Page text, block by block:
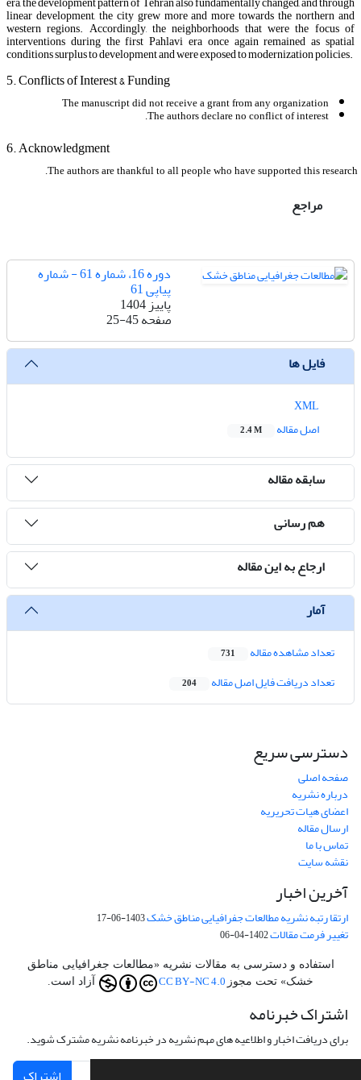
linear development, the city grew more and more towards the northern and
western regions. Accordingly, the neighborhoods that were the focus of
interventions during the first Pahlavi era once again remained as spatial
conditions surplus to development and were exposed to modernization policies.
5. Conflicts of Interest & Funding
The manuscript did not receive a grant from any organization
The authors declare no conflict of interest.
6. Acknowledgment
The authors are thankful to all people who have supported this research.
مراجع
دوره 16، شماره 61 - شماره
پیاپی 61
پاییز 1404
صفحه25-45
فایل ها
اصل مقاله
2.4 M
سابقه مقاله
هم رسانی
ارجاع به این مقاله
آمار
تعداد مشاهده مقاله 731
تعداد دریافت فایل اصل مقاله 204
دسترسی سریع
صفحه اصلی
درباره نشریه
اعضای هیات تحریریه
ارسال مقاله
تماس با ما
نقشه سایت
آخرین اخبار
ارتقا رتبه نشریه مطالعات جفرافیایی مناطق خشک1403-06-17
تغییر فرمت مقالات1402-04-06
استفاده و دسترسی به مقالات نشریه «مطالعات جغرافیایی مناطق
خشک» تحت مجوز CC BY-NC 4.0 آزاد است.
اشتراک خبرنامه
برای دریافت اخبار و اطلاعیه های مهم نشریه در خبرنامه نشریه مشترک شوید.